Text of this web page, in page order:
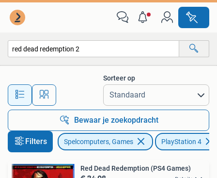
Alle afstanden…
Sorteer op
Bewaar je zoekopdracht
Filters Spelcomputers, Games PlayStation 4
Red Dead Redemption (PS4 Games)